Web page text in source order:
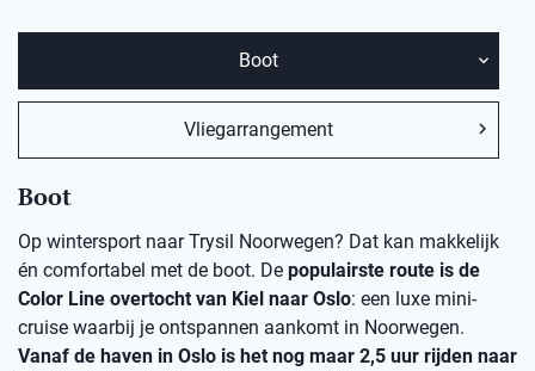
Boot
Vliegarrangement
Boot
Op wintersport naar Trysil Noorwegen? Dat kan makkelijk
én comfortabel met de boot. De populairste route is de
Color Line overtocht van Kiel naar Oslo: een luxe mini-
cruise waarbij je ontspannen aankomt in Noorwegen.
Vanaf de haven in Oslo is het nog maar 2,5 uur rijden naar